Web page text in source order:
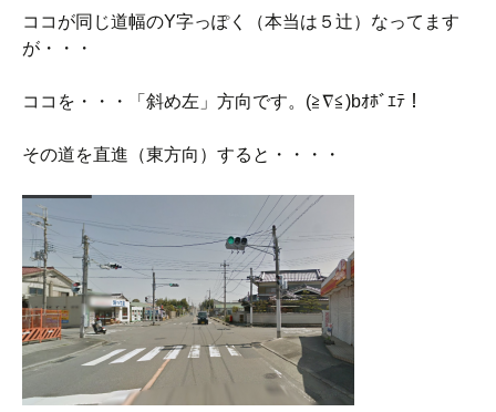
ココが同じ道幅のY字っぽく（本当は５辻）なってます
が・・・
ココを・・・「斜め左」方向です。(≧∇≦)bｵﾎﾞｴﾃ！
その道を直進（東方向）すると・・・・